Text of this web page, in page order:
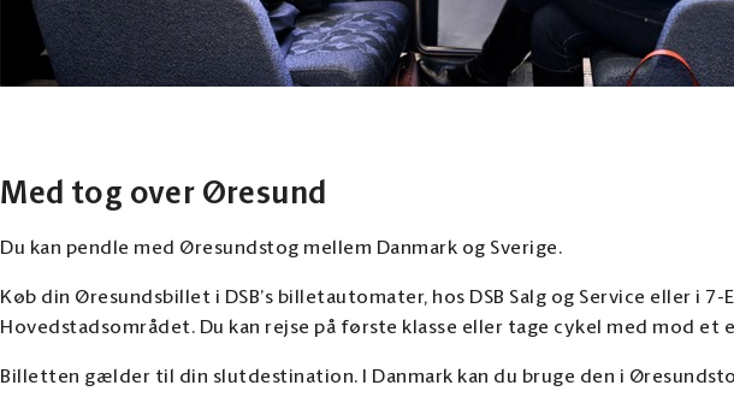
Med tog over Øresund
Du kan pendle med Øresundstog mellem Danmark og Sverige.
Køb din Øresundsbillet i DSB’s billetautomater, hos DSB Salg og Service eller i 7-
Hovedstadsområdet. Du kan rejse på første klasse eller tage cykel med mod et
Billetten gælder til din slutdestination. I Danmark kan du bruge den i